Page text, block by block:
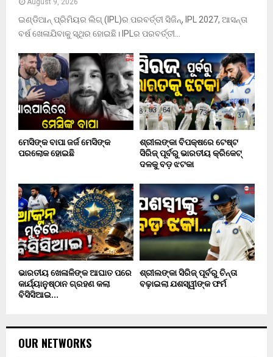
August 9, 2026
ଇଣ୍ଡିଆନ୍ ପ୍ରିମିୟର ଲିଗ୍ (IPL)ର ପରବର୍ତ୍ତୀ ସିଜିନ୍, IPL 2027, ଆସନ୍ତା
ବର୍ଷ ଖେଳାଯିବାକୁ ସ୍ଥିର ହୋଇଛି। IPLର ପରବର୍ତ୍ତୀ...
ମେସିଙ୍କ ବାପା ଜର୍ଜ ମେସିଙ୍କ
ପରଲୋକ ହୋଇଛି
ଶ୍ରୀଲଙ୍କା ବିପକ୍ଷରେ ଟେଷ୍ଟ
ସିରିଜ୍ ପୂର୍ବରୁ ଭାରତୀୟ କ୍ରିକେଟ୍
ଦଳକୁ ବଡ଼ ଝଟକା
ଭାରତୀୟ ଖେଳାଳିଙ୍କ ଆଘାତ ପରେ
କାର୍ଯ୍ୟାନୁଷ୍ଠାନ ଗ୍ରହଣ କଲା
ବିସିସିଆଇ…
ଶ୍ରୀଲଙ୍କା ସିରିଜ୍ ପୂର୍ବରୁ ଚିନ୍ତା
ବଢ଼ାଇଲା ଯଶସ୍ୱୀଙ୍କ ଫର୍ମ
OUR NETWORKS